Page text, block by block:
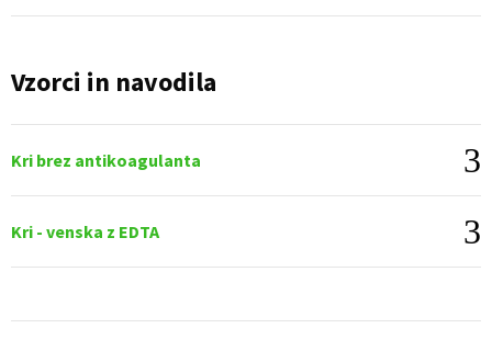
Vzorci in navodila
Kri brez antikoagulanta
Kri - venska z EDTA